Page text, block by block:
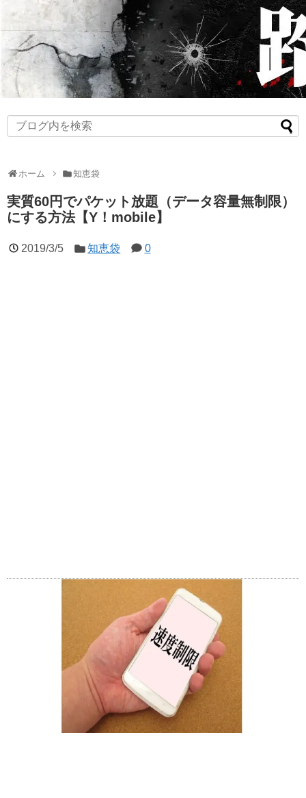
ホーム 知恵袋
実質60円でパケット放題（データ容量無制限）
にする方法【Y！mobile】
2019/3/5 知恵袋 0